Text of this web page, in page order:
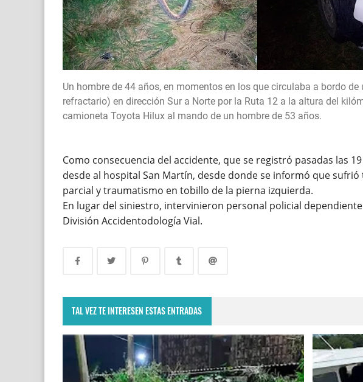
Un hombre de 44 años, en momentos en los que circulaba a bordo
refractario) en dirección Sur a Norte por la Ruta 12 a la altura del
camioneta Toyota Hilux al mando de un hombre de 53 años.
Como consecuencia del accidente, que se registró pasadas las
desde al hospital San Martín, desde donde se informó que
parcial y traumatismo en tobillo de la pierna izquierda.
En lugar del siniestro, intervinieron personal policial
División Accidentodología Vial.
TAL VEZ TE INTERESEN ESTAS ENTRADAS